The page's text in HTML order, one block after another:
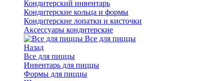
Кондитерский инвентарь
Кондитерские кольца и формы
Кондитерские лопатки и кисточки
Аксессуары кондитерские
Все для пиццы
Назад
Все для пиццы
Инвентарь для пиццы
Формы для пиццы